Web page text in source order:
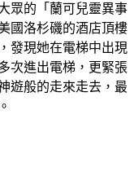
眾的「蘭可兒靈異事
國洛杉磯的酒店頂樓
發現她在電梯中出現
次進出電梯，更緊張
遊般的走來走去，最